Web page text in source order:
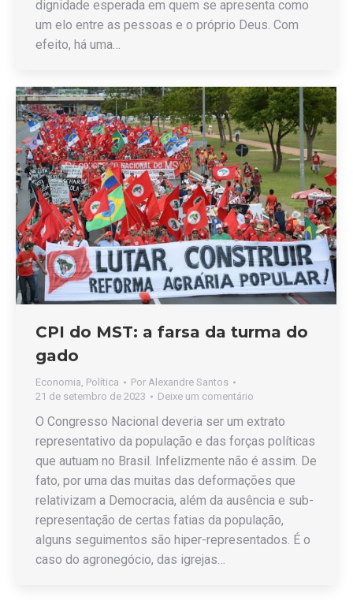
dignidade esperada em quem se apresenta como
um elo entre as pessoas e o próprio Deus. Com
efeito, há uma…
CPI do MST: a farsa da turma do
gado
Economia, Política Por Alexandre Santos
21 de setembro de 2023
Deixe um comentário
O Congresso Nacional deveria ser um extrato
representativo da população e das forças políticas
que autuam no Brasil. Infelizmente não é assim. De
fato, por uma das muitas das deformações que
relativizam a Democracia, além da ausência e sub-
representação de certas fatias da população,
alguns seguimentos são hiper-representados. É o
caso do agronegócio, das igrejas…